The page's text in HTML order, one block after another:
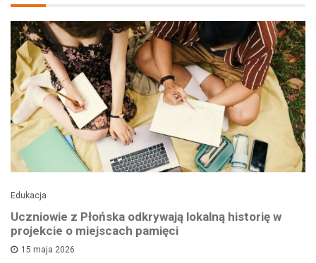
Edukacja
Uczniowie z Płońska odkrywają lokalną historię w
projekcie o miejscach pamięci
15 maja 2026